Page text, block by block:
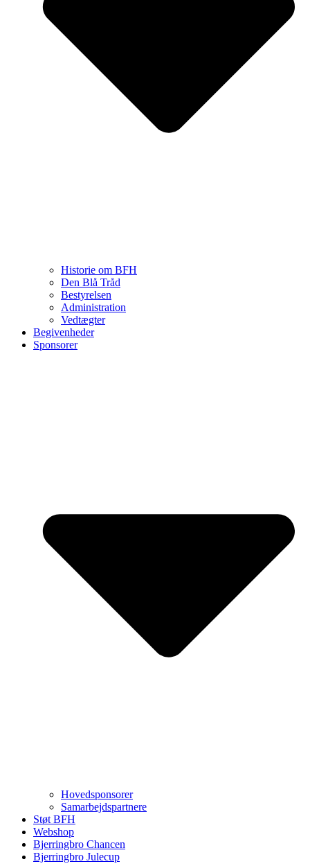
Historie om BFH
Den Blå Tråd
Bestyrelsen
Administration
Vedtægter
Begivenheder
Sponsorer
Hovedsponsorer
Samarbejdspartnere
Støt BFH
Webshop
Bjerringbro Chancen
Bjerringbro Julecup